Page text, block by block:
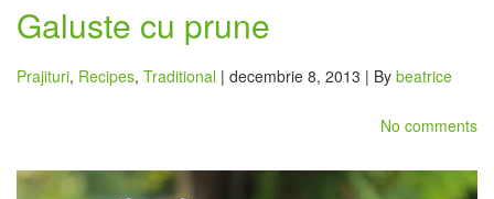
Galuste cu prune
Prajituri, Recipes, Traditional | decembrie 8, 2013 | By beatrice
No comments